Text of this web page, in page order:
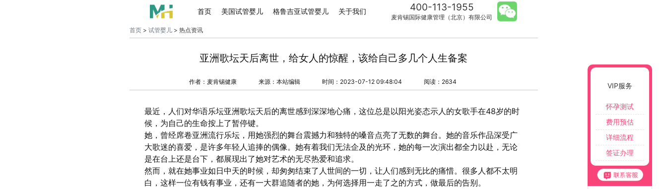
首页 美国试管婴儿 格鲁吉亚试管婴儿 关于我们 400-113-1955
麦肯锡国际健康管理（北京）有限公司
首页> 试管婴儿> 热点资讯
亚洲歌坛天后离世，给女人的惊醒，该给自己多几个人生备案
作者：麦肯锡健康 来源：本站编辑 时间：2023-07-12 09:48:04 阅读：2634
最近，人们对华语乐坛亚洲歌坛天后的离世感到深深地心痛，这位总是以阳光姿态示人的女歌手在48岁的时
候，为自己的生命按上了暂停键。
她，曾经席卷亚洲流行乐坛，用她强烈的舞台震撼力和独特的嗓音点亮了无数的舞台。她的音乐作品深受广
大歌迷的喜爱，是许多年轻人追捧的偶像。她有着我们无法企及的光环，她的每一次演出都全力以赴，无论
是在台上还是台下，都展现出了她对艺术的无尽热爱和追求。
然而，就在她事业如日中天的时候，却匆匆结束了人世间的一切，让人们感到无比的痛惜。很多人都不太明
白，这样一位有钱有事业，还有一大群追随者的她，为何选择用一走了之的方式，做最后的告别。
VIP服务
怀孕测试
费用预估
详细流程
签证办理